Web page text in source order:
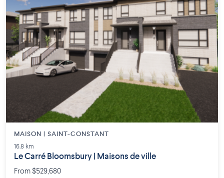
MAISON | SAINT-CONSTANT
16.8 km
Le Carré Bloomsbury | Maisons de ville
From $529,680